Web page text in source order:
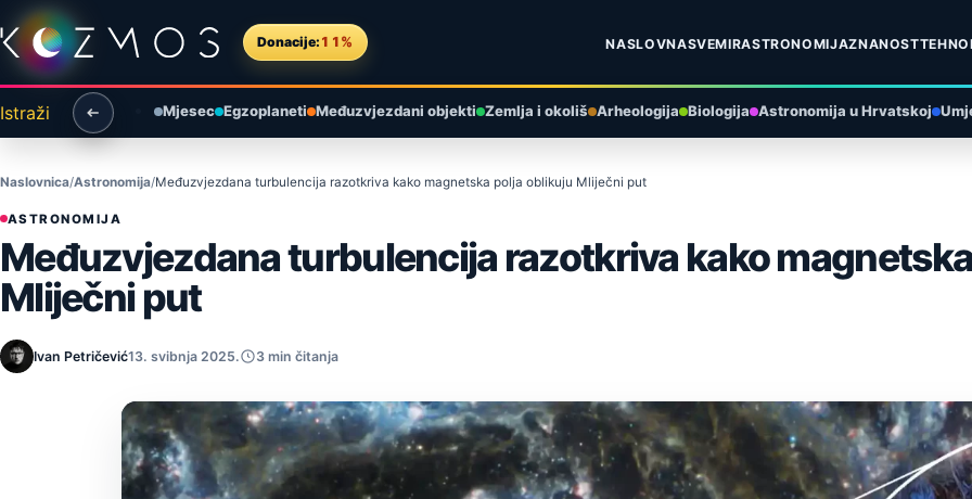
Preskoči na sadržaj
Donacije: 11% NASLOVNASVEMIRASTRONOMIJAZNANOST
Istraži Mjesec Egzoplaneti Međuzvjezdani objekti Zemlja i okoliš Arheologija Biologija Astronomija u Hrvatskoj
Naslovnica Astronomija Međuzvjezdana turbulencija razotkriva kako magnetska polja oblikuju Mliječni put
ASTRONOMIJA
Međuzvjezdana turbulencija razotkriva kako
Mliječni put
Ivan Petričević13. svibnja 2025. 3 min čitanja